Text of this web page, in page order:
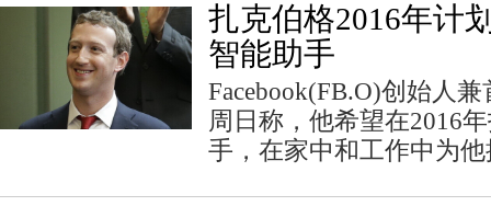
扎克伯格2016年计
智能助手
Facebook(FB.O)创始人
周日称，他希望在2016
手，在家中和工作中为